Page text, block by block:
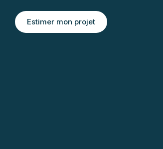
Estimer mon projet